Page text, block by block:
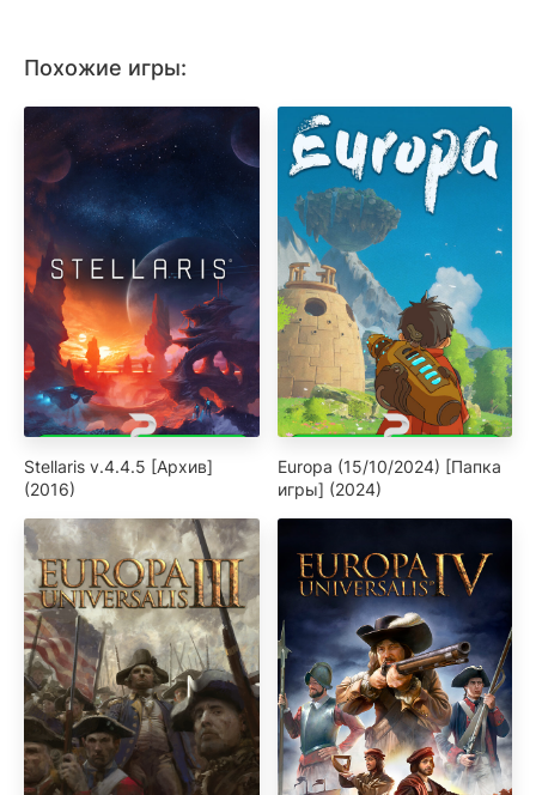
Похожие игры:
Stellaris v.4.4.5 [Архив]
(2016)
Europa (15/10/2024) [Папка
игры] (2024)